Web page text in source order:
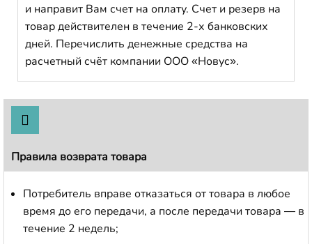
и направит Вам счет на оплату. Счет и резерв на
товар действителен в течение 2-х банковских
дней. Перечислить денежные средства на
расчетный счёт компании ООО «Новус».
Правила возврата товара
Потребитель вправе отказаться от товара в любое
время до его передачи, а после передачи товара — в
течение 2 недель;